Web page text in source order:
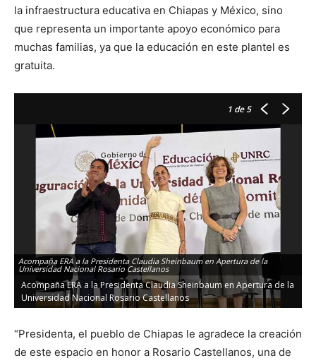
la infraestructura educativa en Chiapas y México, sino
que representa un importante apoyo económico para
muchas familias, ya que la educación en este plantel es
gratuita.
1 de 5
Acompaña ERA a la Presidenta Claudia Sheinbaum en Apertura de la
Universidad Nacional Rosario Castellanos
Acompaña ERA a la Presidenta Claudia Sheinbaum en Apertura de la
Universidad Nacional Rosario Castellanos
“Presidenta, el pueblo de Chiapas le agradece la creación
de este espacio en honor a Rosario Castellanos, una de